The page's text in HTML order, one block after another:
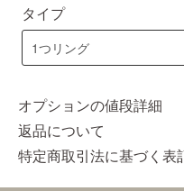
タイプ
オプションの値段詳細
返品について
特定商取引法に基づく表